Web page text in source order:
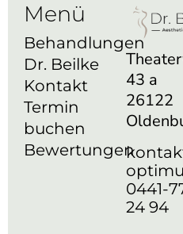
Menü
Behandlungen
Dr. Beilke
Kontakt
Termin
buchen
Bewertungen
43 a
26122
0441-
24 94